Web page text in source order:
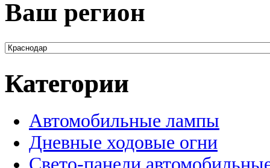
Ваш регион
Категории
Автомобильные лампы
Дневные ходовые огни